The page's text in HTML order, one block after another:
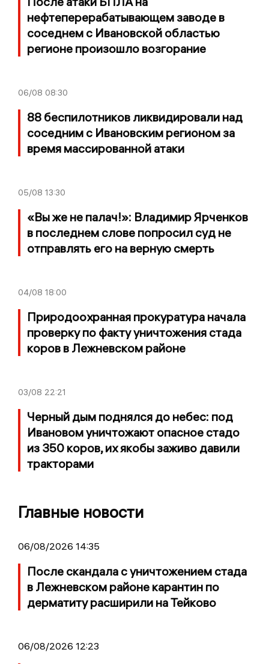
нефтеперерабатывающем заводе в
соседнем с Ивановской областью
регионе произошло возгорание
06/08 08:30
88 беспилотников ликвидировали над
соседним с Ивановским регионом за
время массированной атаки
05/08 13:30
«Вы же не палач!»: Владимир Ярченков
в последнем слове попросил суд не
отправлять его на верную смерть
04/08 18:00
Природоохранная прокуратура начала
проверку по факту уничтожения стада
коров в Лежневском районе
03/08 22:21
Черный дым поднялся до небес: под
Ивановом уничтожают опасное стадо
из 350 коров, их якобы заживо давили
тракторами
Главные новости
06/08/2026 14:35
После скандала с уничтожением стада
в Лежневском районе карантин по
дерматиту расширили на Тейково
06/08/2026 12:23